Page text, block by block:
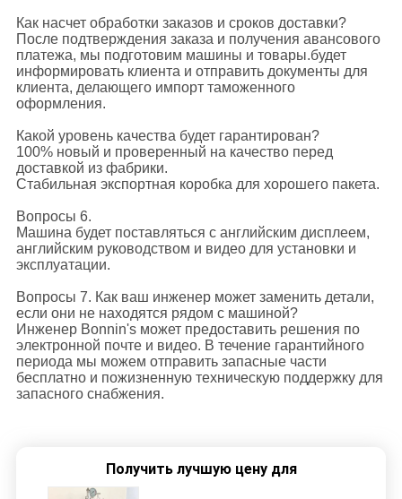
Как насчет обработки заказов и сроков доставки?
После подтверждения заказа и получения авансового
платежа, мы подготовим машины и товары.будет
информировать клиента и отправить документы для
клиента, делающего импорт таможенного
оформления.
Какой уровень качества будет гарантирован?
100% новый и проверенный на качество перед
доставкой из фабрики.
Стабильная экспортная коробка для хорошего пакета.
Вопросы 6.
Машина будет поставляться с английским дисплеем,
английским руководством и видео для установки и
эксплуатации.
Вопросы 7. Как ваш инженер может заменить детали,
если они не находятся рядом с машиной?
Инженер Bonnin's может предоставить решения по
электронной почте и видео. В течение гарантийного
периода мы можем отправить запасные части
бесплатно и пожизненную техническую поддержку для
запасного снабжения.
Получить лучшую цену для